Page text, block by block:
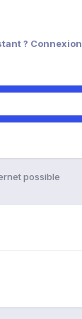
? Connexion
possible